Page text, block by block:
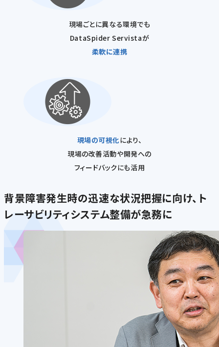
現場ごとに異なる環境でも
DataSpider Servistaが
柔軟に連携
現場の可視化により、
現場の改善活動や開発への
フィードバックにも活用
背景障害発生時の迅速な状況把握に向け、ト
レーサビリティシステム整備が急務に